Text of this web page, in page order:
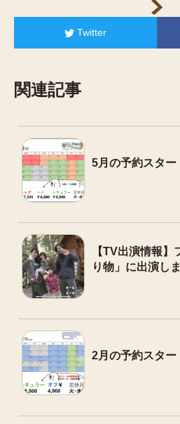
Twitter
関連記事
5月の予約スタ
【TV出演情報
り物」に出演し
2月の予約スタ